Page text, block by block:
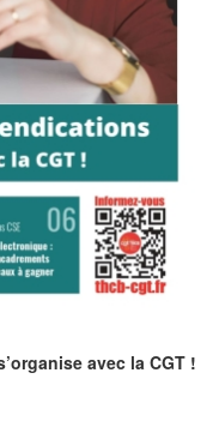
avec la CGT !